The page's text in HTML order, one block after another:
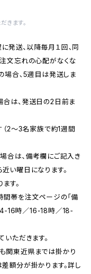
きます。
発送、以降毎月１回、同
文忘れの心配がなくな
場合、5週目は発送しま
は、発送日の2日前ま
2～3名家族で約1週間
合は、備考欄にご記入き
い曜日になります。
す。
帯を注文ページの「備
16時／16-18時／18-
いただきます。
関東近県までは掛かり
額分が掛かります。詳し